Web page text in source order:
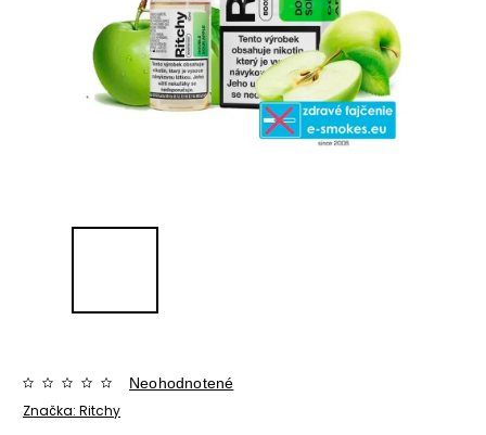
Značka: Ritchy
Neohodnotené